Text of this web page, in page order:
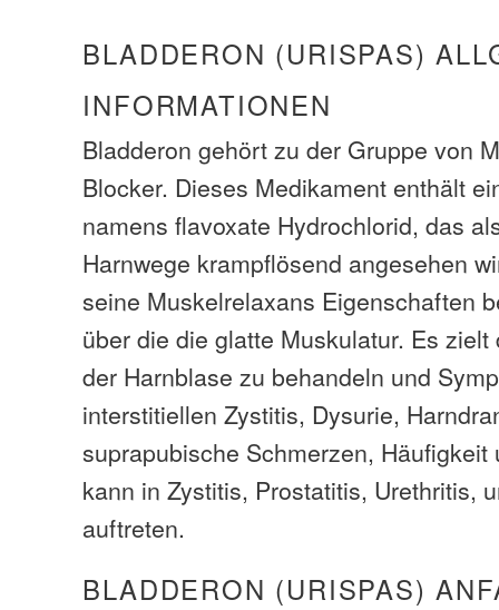
BLADDERON (URISPAS)
INFORMATIONEN
Bladderon gehört zu der Gruppe von
Blocker. Dieses Medikament enthält
namens flavoxate Hydrochlorid, das
Harnwege krampflösend angesehen
seine Muskelrelaxans Eigenschaften
über die die glatte Muskulatur. Es
der Harnblase zu behandeln und
interstitiellen Zystitis, Dysurie,
suprapubische Schmerzen, Häufigkeit
kann in Zystitis, Prostatitis, Urethritis,
auftreten.
BLADDERON (URISPAS)